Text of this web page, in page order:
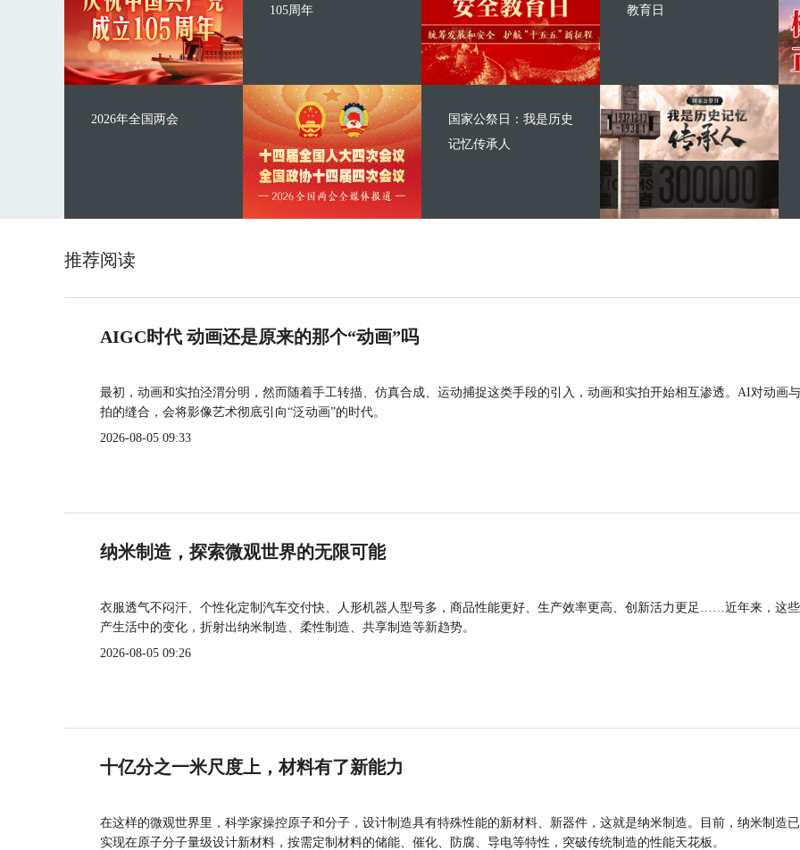
105周年
2026年全国两会
教育日
国家公祭日：我是历史
记忆传承人
推荐阅读
AIGC时代 动画还是原来的那个“动画”吗
最初，动画和实拍泾渭分明，然而随着手工转描、仿真合成、运动捕捉这类手段的引入，动画和实拍开始相互渗透。AI对动画
拍的缝合，会将影像艺术彻底引向“泛动画”的时代。
2026-08-05 09:33
纳米制造，探索微观世界的无限可能
衣服透气不闷汗、个性化定制汽车交付快、人形机器人型号多，商品性能更好、生产效率更高、创新活力更足……近年来，这
产生活中的变化，折射出纳米制造、柔性制造、共享制造等新趋势。
2026-08-05 09:26
十亿分之一米尺度上，材料有了新能力
在这样的微观世界里，科学家操控原子和分子，设计制造具有特殊性能的新材料、新器件，这就是纳米制造。目前，纳米制造
实现在原子分子量级设计新材料，按需定制材料的储能、催化、防腐、导电等特性，突破传统制造的性能天花板。